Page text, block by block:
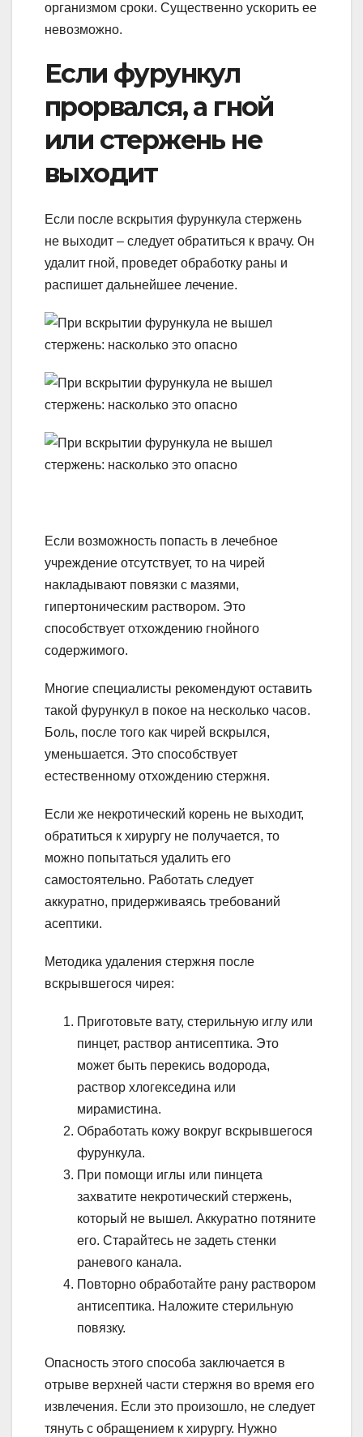
организмом сроки. Существенно ускорить ее
невозможно.
Если фурункул
прорвался, а гной
или стержень не
выходит
Если после вскрытия фурункула стержень
не выходит – следует обратиться к врачу. Он
удалит гной, проведет обработку раны и
распишет дальнейшее лечение.
Если возможность попасть в лечебное
учреждение отсутствует, то на чирей
накладывают повязки с мазями,
гипертоническим раствором. Это
способствует отхождению гнойного
содержимого.
Многие специалисты рекомендуют оставить
такой фурункул в покое на несколько часов.
Боль, после того как чирей вскрылся,
уменьшается. Это способствует
естественному отхождению стержня.
Если же некротический корень не выходит,
обратиться к хирургу не получается, то
можно попытаться удалить его
самостоятельно. Работать следует
аккуратно, придерживаясь требований
асептики.
Методика удаления стержня после
вскрывшегося чирея:
Приготовьте вату, стерильную иглу или
пинцет, раствор антисептика. Это
может быть перекись водорода,
раствор хлогекседина или
мирамистина.
Обработать кожу вокруг вскрывшегося
фурункула.
При помощи иглы или пинцета
захватите некротический стержень,
который не вышел. Аккуратно потяните
его. Старайтесь не задеть стенки
раневого канала.
Повторно обработайте рану раствором
антисептика. Наложите стерильную
повязку.
Опасность этого способа заключается в
отрыве верхней части стержня во время его
извлечения. Если это произошло, не следует
тянуть с обращением к хирургу. Нужно